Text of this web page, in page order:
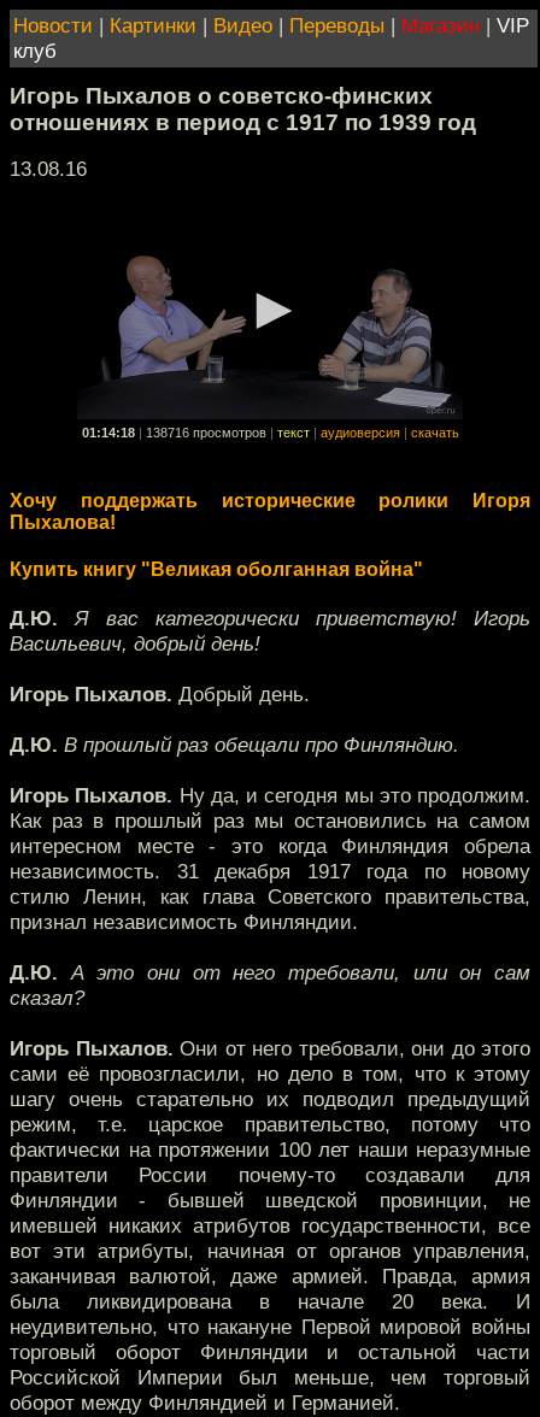
Новости | Картинки | Видео | Переводы | Магазин | VIP
клуб
Игорь Пыхалов о советско-финских
отношениях в период с 1917 по 1939 год
13.08.16
01:14:18 138716 просмотров текст аудиоверсия скачать
Хочу поддержать исторические ролики Игоря
Пыхалова!
Купить книгу "Великая оболганная война"
Д.Ю. Я вас категорически приветствую! Игорь
Васильевич, добрый день!
Игорь Пыхалов. Добрый день.
Д.Ю. В прошлый раз обещали про Финляндию.
Игорь Пыхалов. Ну да, и сегодня мы это продолжим.
Как раз в прошлый раз мы остановились на самом
интересном месте - это когда Финляндия обрела
независимость. 31 декабря 1917 года по новому
стилю Ленин, как глава Советского правительства,
признал независимость Финляндии.
Д.Ю. А это они от него требовали, или он сам
сказал?
Игорь Пыхалов. Они от него требовали, они до этого
сами её провозгласили, но дело в том, что к этому
шагу очень старательно их подводил предыдущий
режим, т.е. царское правительство, потому что
фактически на протяжении 100 лет наши неразумные
правители России почему-то создавали для
Финляндии - бывшей шведской провинции, не
имевшей никаких атрибутов государственности, все
вот эти атрибуты, начиная от органов управления,
заканчивая валютой, даже армией. Правда, армия
была ликвидирована в начале 20 века. И
неудивительно, что накануне Первой мировой войны
торговый оборот Финляндии и остальной части
Российской Империи был меньше, чем торговый
оборот между Финляндией и Германией.